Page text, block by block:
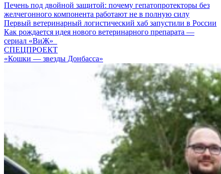
Печень под двойной защитой: почему гепатопротекторы без
желчегонного компонента работают не в полную силу
Первый ветеринарный логистический хаб запустили в России
Как рождается идея нового ветеринарного препарата —
сериал «ВиЖ»
СПЕЦПРОЕКТ
«Кошки — звезды Донбасса»